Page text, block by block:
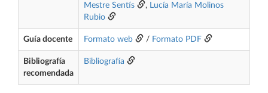
Mestre Sentís
, Lucía María Molinos
Rubio
Guía docente Formato web / Formato PDF
Bibliografía
recomendada
Bibliografía